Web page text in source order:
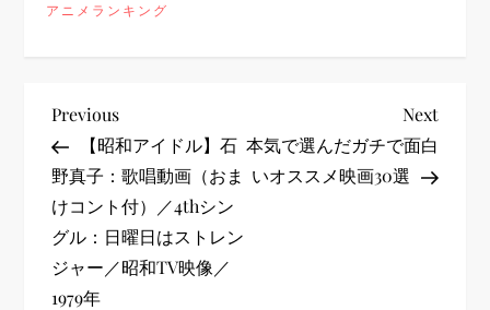
アニメランキング
投
稿
ナ
ビ
Previous
Post
Previous
【昭和アイドル】石
野真子：歌唱動画（おま
けコント付）／4thシン
グル：日曜日はストレン
ジャー／昭和TV映像／
1979年
Next
Next
本気で選んだガチで面白
いオススメ映画30選